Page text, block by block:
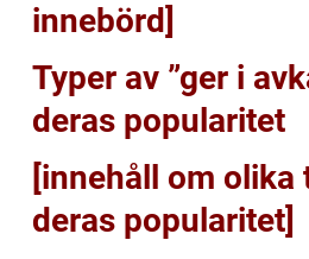
innebörd]
Typer av ”ger i
deras popularitet
[innehåll om olika
deras popularitet]